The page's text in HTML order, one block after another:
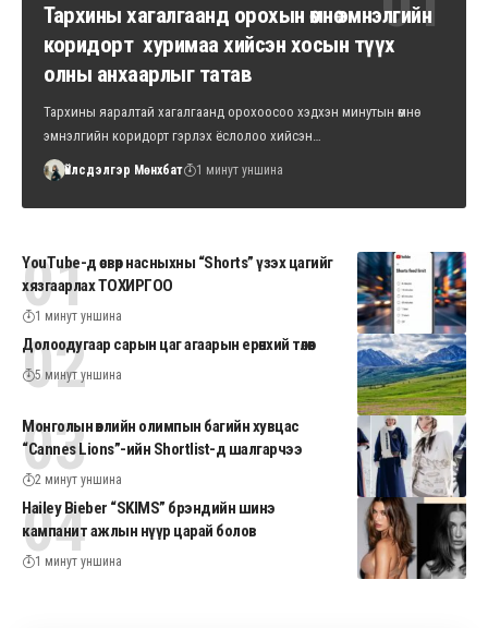
Тархины хагалгаанд орохын өмнө эмнэлгийн
коридорт хуримаа хийсэн хосын түүх
олны анхаарлыг татав
Тархины яаралтай хагалгаанд орохоосоо хэдхэн минутын өмнө
эмнэлгийн коридорт гэрлэх ёслолоо хийсэн…
Үйлсдэлгэр Мөнхбат 1 минут уншина
YouTube-д өсвөр насныхны “Shorts” үзэх цагийг
хязгаарлах ТОХИРГОО
1 минут уншина
Долоодугаар сарын цаг агаарын ерөнхий төлөв
5 минут уншина
Монголын өвлийн олимпын багийн хувцас
“Cannes Lions”-ийн Shortlist-д шалгарчээ
2 минут уншина
Hailey Bieber “SKIMS” брэндийн шинэ
кампанит ажлын нүүр царай болов
1 минут уншина